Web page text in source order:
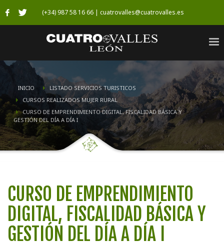
(+34) 987 58 16 66 | cuatrovalles@cuatrovalles.es
INICIO
LISTADO SERVICIOS TURISTICOS
CURSOS REALIZADOS MUJER RURAL
CURSO DE EMPRENDIMIENTO DIGITAL, FISCALIDAD BÁSICA Y
GESTIÓN DEL DÍA A DÍA I
CURSO DE EMPRENDIMIENTO
DIGITAL, FISCALIDAD BÁSICA Y
GESTIÓN DEL DÍA A DÍA I